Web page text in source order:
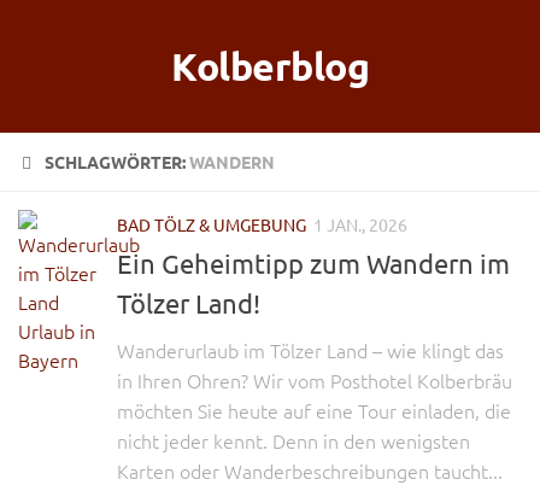
Kolberblog
SCHLAGWÖRTER:WANDERN
BAD TÖLZ & UMGEBUNG 1 JAN., 2026
Ein Geheimtipp zum Wandern im
Tölzer Land!
Wanderurlaub im Tölzer Land – wie klingt das
in Ihren Ohren? Wir vom Posthotel Kolberbräu
möchten Sie heute auf eine Tour einladen, die
nicht jeder kennt. Denn in den wenigsten
Karten oder Wanderbeschreibungen taucht...